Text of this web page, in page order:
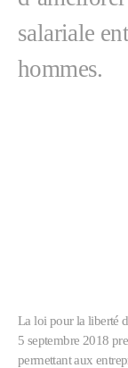
salariale
hommes.
La loi pour la liberté
5 septembre 2018
permettant aux